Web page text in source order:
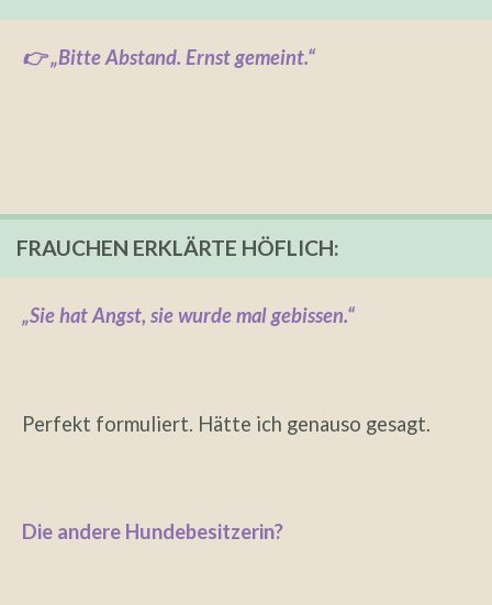
👉 „Bitte Abstand. Ernst gemeint.“
FRAUCHEN ERKLÄRTE HÖFLICH:
„Sie hat Angst, sie wurde mal gebissen.“
Perfekt formuliert. Hätte ich genauso gesagt.
Die andere Hundebesitzerin?